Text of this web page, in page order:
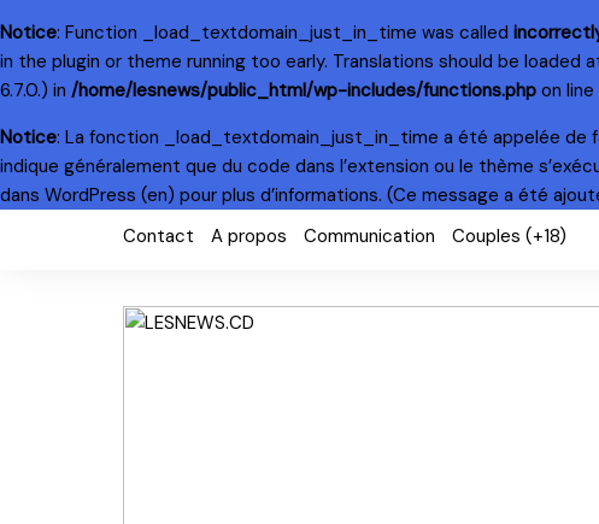
Notice: Function _load_textdomain_just_in_time was called
in the plugin or theme running too early. Translations should be loaded
6.7.0.) in /home/lesnews/public_html/wp-includes/functions.php on line
Notice: La fonction _load_textdomain_just_in_time a été appelée de
indique généralement que du code dans l’extension ou le thème
dans WordPress (en) pour plus d’informations. (Ce message a été
Contact A propos Communication Couples (+18)